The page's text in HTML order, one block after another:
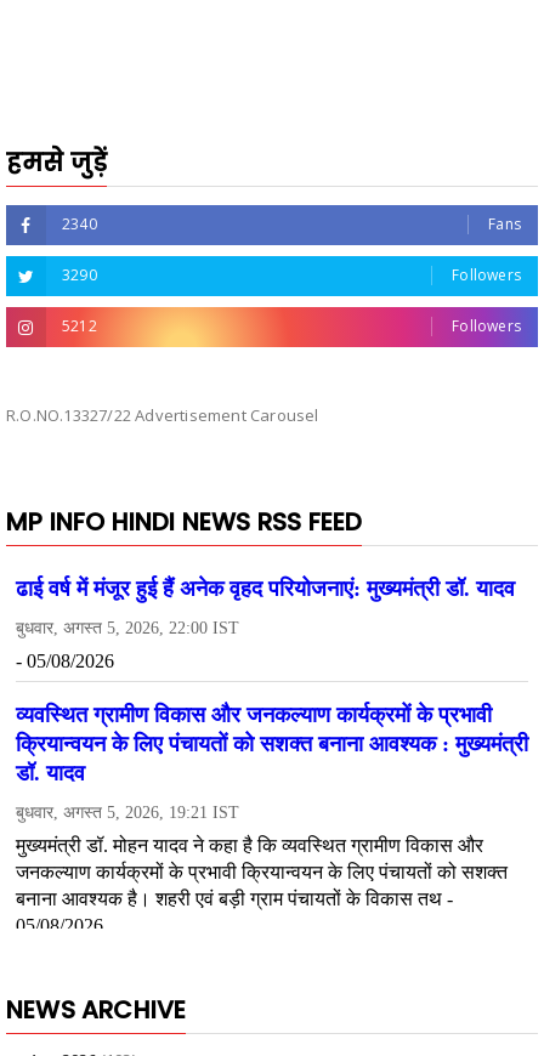
हमसे जुड़ें
2340 Fans
3290 Followers
5212 Followers
R.O.NO.13327/22 Advertisement Carousel
MP INFO HINDI NEWS RSS FEED
NEWS ARCHIVE